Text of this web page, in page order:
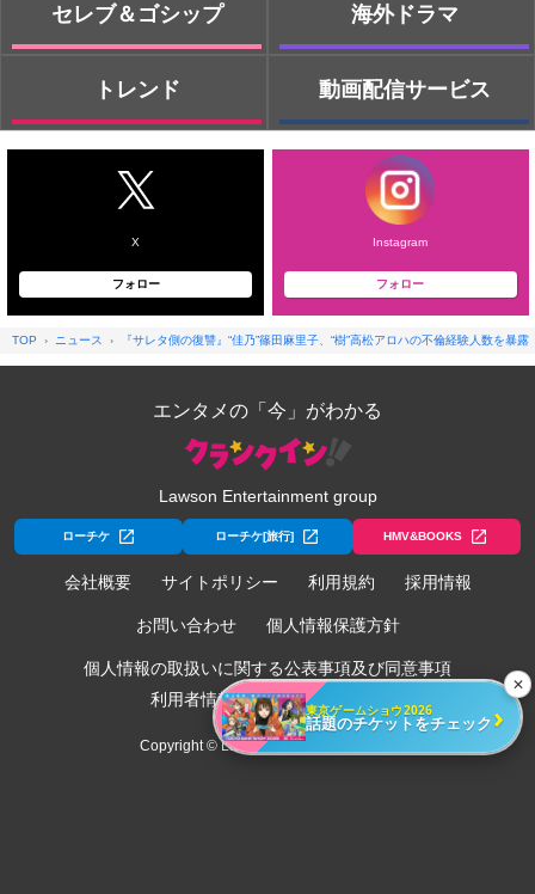
セレブ＆ゴシップ
トレンド
海外ドラマ
動画配信サービス
X
フォロー
Instagram
フォロー
TOP ニュース 『サレタ側の復讐』“佳乃”篠田麻里子、“樹”高松アロハの不倫経験人数を
エンタメの「今」がわかる
Lawson Entertainment group
ローチケ ローチケ[旅行] HMV&BOOKS
会社概要 サイトポリシー 利用規約 採用情報
お問い合わせ 個人情報保護方針
個人情報の取扱いに関する公表事項及び同意事項
利用者情報の外部送信について
Copyright © Lawson Entertainment, Inc.
✕
東京ゲームショウ2026
話題のチケットをチェック ›